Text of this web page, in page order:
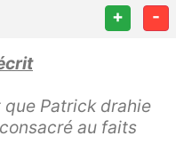
+ -
Patrick drahie
au faits